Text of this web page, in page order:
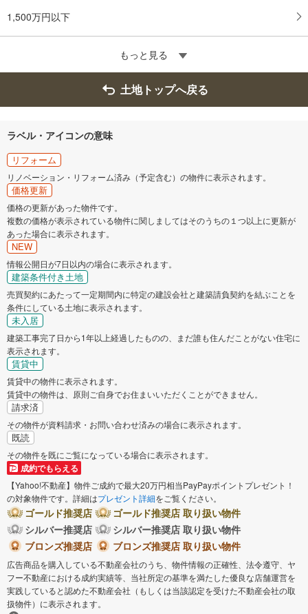
1,500万円以下
もっと見る
土地トップへ戻る
ラベル・アイコンの意味
リフォーム
リノベーション・リフォーム済み（予定含む）の物件に表示されます。
価格更新
価格の更新があった物件です。
複数の価格が表示されている物件に関しましてはそのうちの１つ以上に更新が
あった場合に表示されます。
NEW
情報公開日が7日以内の場合に表示されます。
建築条件付き土地
売買契約にあたって一定期間内に特定の建設会社と建築請負契約を結ぶことを
条件にしている土地に表示されます。
未入居
建築工事完了日から1年以上経過したものの、まだ誰も住んだことがない住宅に
表示されます。
賃貸中
賃貸中の物件に表示されます。
賃貸中の物件は、原則ご自身でお住まいいただくことができません。
請求済
その物件が資料請求・お問い合わせ済みの場合に表示されます。
既読
その物件を既にご覧になっている場合に表示されます。
成約でもらえる
【Yahoo!不動産】物件ご成約で最大20万円相当PayPayポイントプレゼント！
の対象物件です。詳細はプレゼント詳細をご覧ください。
ゴールド推奨店
ゴールド推奨店 取り扱い物件
シルバー推奨店
シルバー推奨店 取り扱い物件
ブロンズ推奨店
ブロンズ推奨店 取り扱い物件
広告商品を購入している不動産会社のうち、物件情報の正確性、法令遵守、ヤ
フー不動産における成約実績等、当社所定の基準を満たした優良な店舗運営を
実践していると認めた不動産会社（もしくは当該認定を受けた不動産会社の取
扱物件）に表示されます。